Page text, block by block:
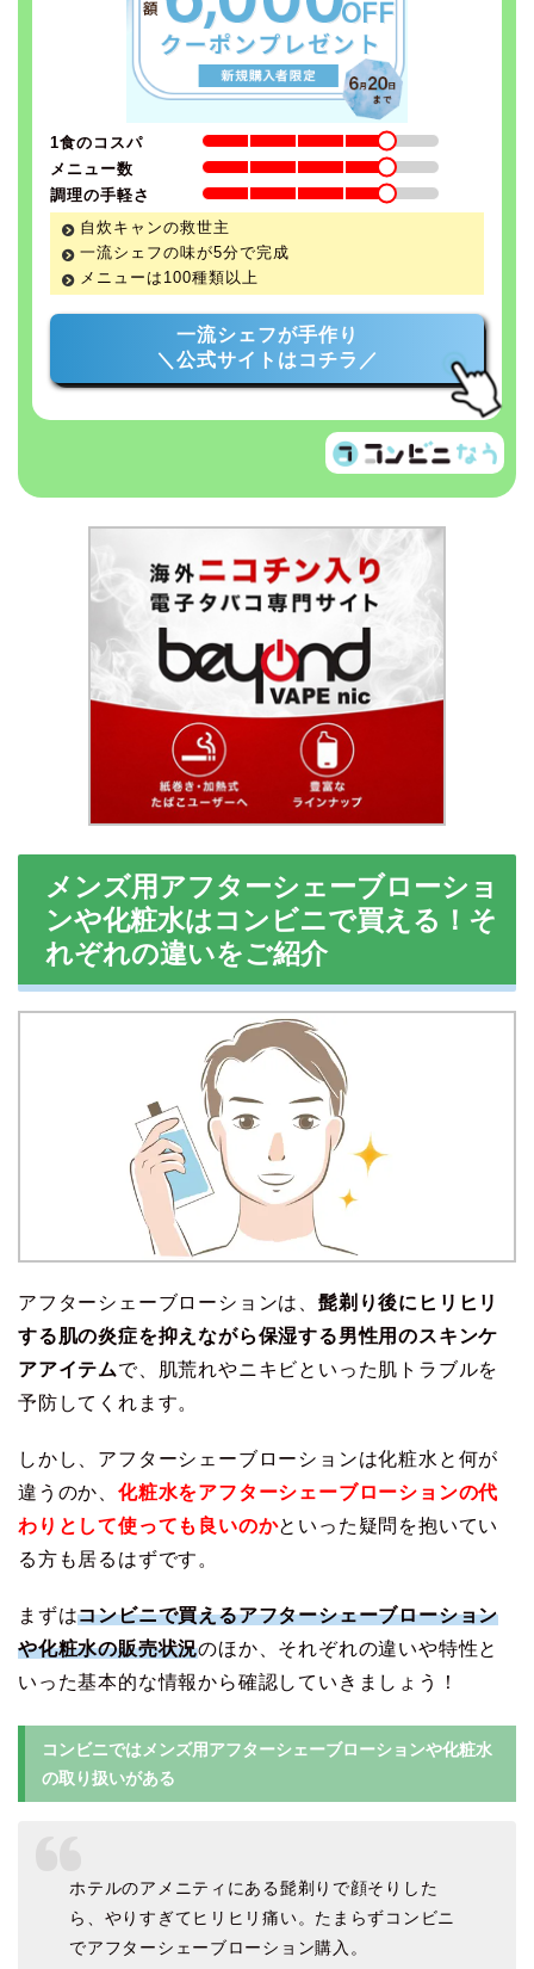
1食のコスパ
メニュー数
調理の手軽さ
自炊キャンの救世主
一流シェフの味が5分で完成
メニューは100種類以上
一流シェフが手作り
＼公式サイトはコチラ／
メンズ用アフターシェーブローショ
ンや化粧水はコンビニで買える！そ
れぞれの違いをご紹介
アフターシェーブローションは、 髭剃り後にヒリヒリ
する肌の炎症を抑えながら保湿する男性用のスキンケ
アアイテムで、肌荒れやニキビといった肌トラブルを
予防してくれます。
しかし、アフターシェーブローションは化粧水と何が
違うのか、 化粧水をアフターシェーブローションの代
わりとして使っても良いのかといった疑問を抱いてい
る方も居るはずです。
まずはコンビニで買えるアフターシェーブローション
や化粧水の販売状況のほか、それぞれの違いや特性と
いった基本的な情報から確認していきましょう！
コンビニではメンズ用アフターシェーブローションや化粧水
の取り扱いがある
ホテルのアメニティにある髭剃りで顔そりした
ら、やりすぎてヒリヒリ痛い。たまらずコンビニ
でアフターシェーブローション購入。